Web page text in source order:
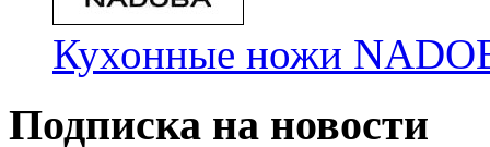
Кухонные ножи
Подписка на новости